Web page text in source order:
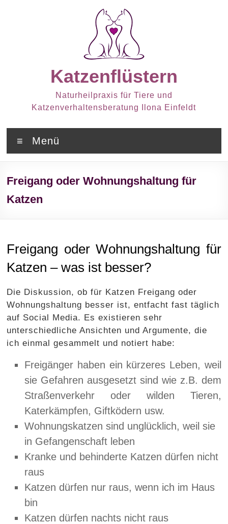
Katzenflüstern
Naturheilpraxis für Tiere und
Katzenverhaltensberatung Ilona Einfeldt
Menü
Freigang oder Wohnungshaltung für
Katzen
Freigang oder Wohnungshaltung für
Katzen – was ist besser?
Die Diskussion, ob für Katzen Freigang oder
Wohnungshaltung besser ist, entfacht fast täglich
auf Social Media. Es existieren sehr
unterschiedliche Ansichten und Argumente, die
ich einmal gesammelt und notiert habe:
Freigänger haben ein kürzeres Leben, weil
sie Gefahren ausgesetzt sind wie z.B. dem
Straßenverkehr oder wilden Tieren,
Katerkämpfen, Giftködern usw.
Wohnungskatzen sind unglücklich, weil sie
in Gefangenschaft leben
Kranke und behinderte Katzen dürfen nicht
raus
Katzen dürfen nur raus, wenn ich im Haus
bin
Katzen dürfen nachts nicht raus